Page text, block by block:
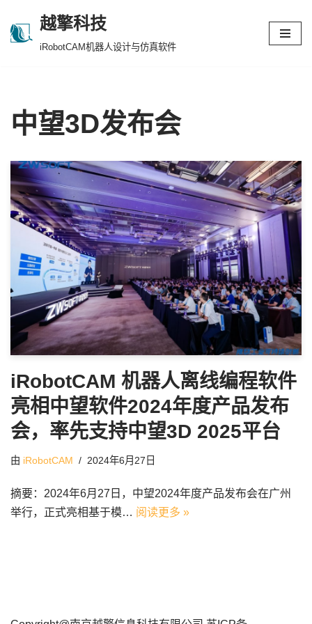
跳
越擎科技
iRobotCAM机器人设计与仿真软件
中望3D发布会
iRobotCAM 机器人离线编程软件
亮相中望软件2024年度产品发布
会，率先支持中望3D 2025平台
由 iRobotCAM 2024年6月27日
摘要：2024年6月27日，中望2024年度产品发布会在广州
举行，正式亮相基于模… 阅读更多 »